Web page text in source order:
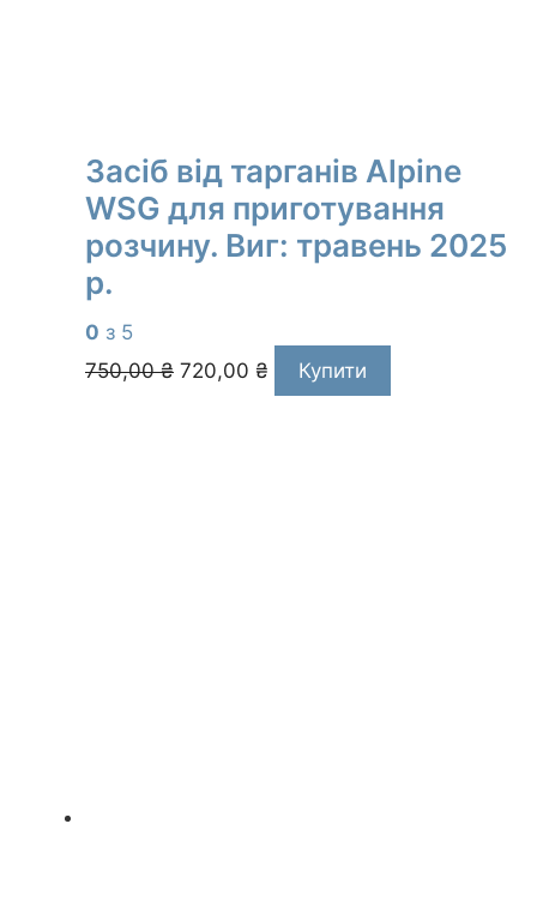
Засіб від тарганів Alpine
WSG для приготування
розчину. Виг: травень 2025
р.
0 з 5
750,00₴
Оригінальна
ціна:
720,00 ₴
Поточна
ціна:
Купити